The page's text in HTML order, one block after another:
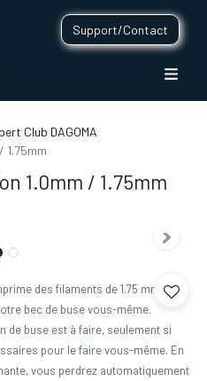
Support/Contact
Club DAGOMA
1.75mm
1.0mm / 1.75mm
des filaments de 1.75 mm.
bec de buse vous-même.
de buse est à faire, seulement si
pour le faire vous-même. En
vous perdrez automatiquement